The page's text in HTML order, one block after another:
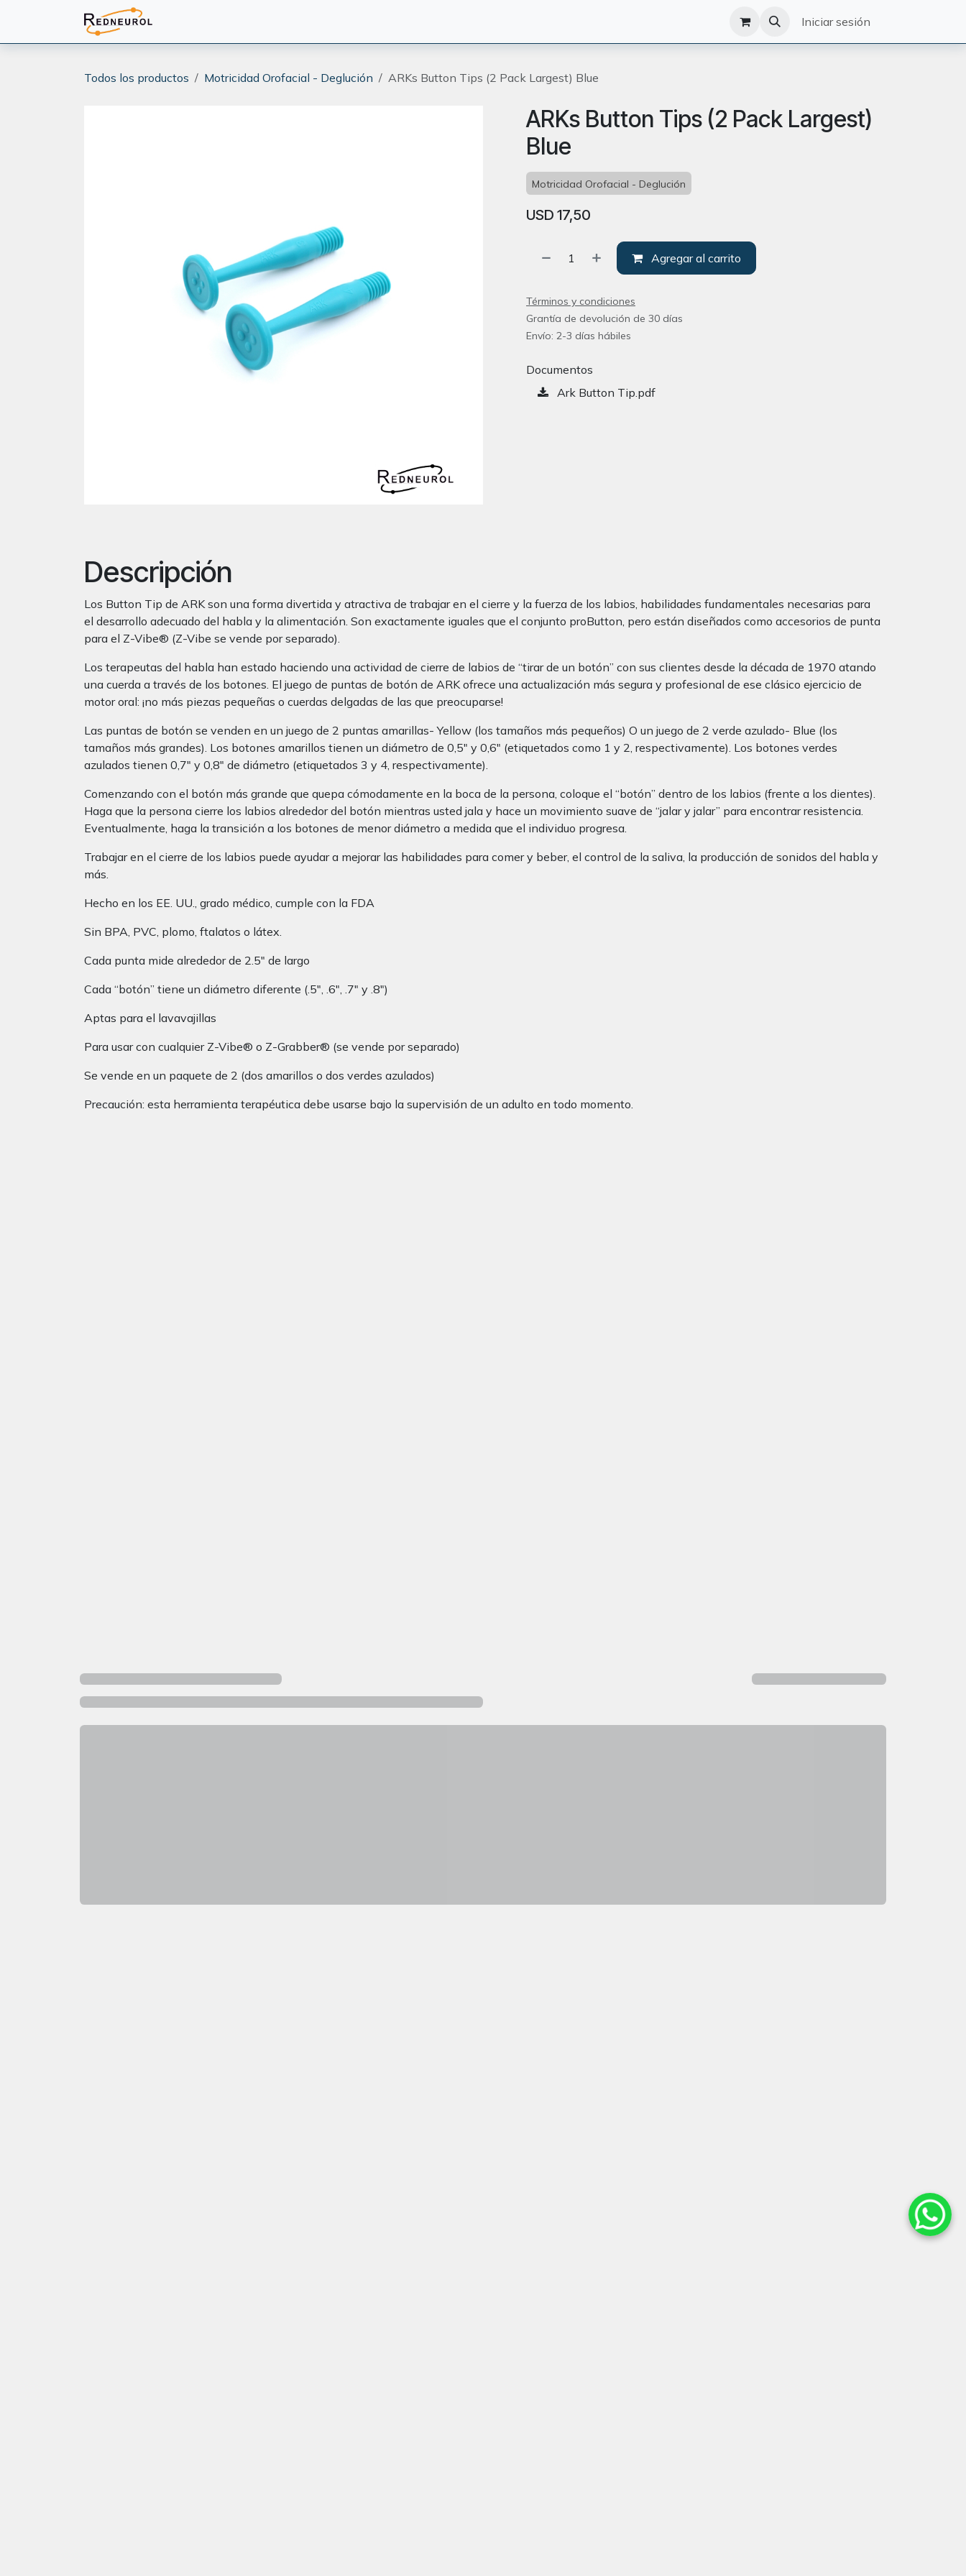
Iniciar sesión
Todos los productos Motricidad Orofacial - Deglución ARKs Button Tips (2 Pack Largest) Blue
ARKs Button Tips (2 Pack Largest)
Blue
Motricidad Orofacial - Deglución
USD 17,50
Agregar al carrito
Términos y condiciones
Grantía de devolución de 30 días
Envío: 2-3 días hábiles
Documentos
Ark Button Tip.pdf
Descripción
Los Button Tip de ARK son una forma divertida y atractiva de trabajar en el cierre y la fuerza de los labios, habilidades fundamentales necesarias para
el desarrollo adecuado del habla y la alimentación. Son exactamente iguales que el conjunto proButton, pero están diseñados como accesorios de punta
para el Z-Vibe® (Z-Vibe se vende por separado).
Los terapeutas del habla han estado haciendo una actividad de cierre de labios de “tirar de un botón” con sus clientes desde la década de 1970 atando
una cuerda a través de los botones. El juego de puntas de botón de ARK ofrece una actualización más segura y profesional de ese clásico ejercicio de
motor oral: ¡no más piezas pequeñas o cuerdas delgadas de las que preocuparse!
Las puntas de botón se venden en un juego de 2 puntas amarillas- Yellow (los tamaños más pequeños) O un juego de 2 verde azulado- Blue (los
tamaños más grandes). Los botones amarillos tienen un diámetro de 0,5″ y 0,6″ (etiquetados como 1 y 2, respectivamente). Los botones verdes
azulados tienen 0,7″ y 0,8″ de diámetro (etiquetados 3 y 4, respectivamente).
Comenzando con el botón más grande que quepa cómodamente en la boca de la persona, coloque el “botón” dentro de los labios (frente a los dientes).
Haga que la persona cierre los labios alrededor del botón mientras usted jala y hace un movimiento suave de “jalar y jalar” para encontrar resistencia.
Eventualmente, haga la transición a los botones de menor diámetro a medida que el individuo progresa.
Trabajar en el cierre de los labios puede ayudar a mejorar las habilidades para comer y beber, el control de la saliva, la producción de sonidos del habla y
más.
Hecho en los EE. UU., grado médico, cumple con la FDA
Sin BPA, PVC, plomo, ftalatos o látex.
Cada punta mide alrededor de 2.5″ de largo
Cada “botón” tiene un diámetro diferente (.5″, .6″, .7″ y .8″)
Aptas para el lavavajillas
Para usar con cualquier Z-Vibe® o Z-Grabber® (se vende por separado)
Se vende en un paquete de 2 (dos amarillos o dos verdes azulados)
Precaución: esta herramienta terapéutica debe usarse bajo la supervisión de un adulto en todo momento.